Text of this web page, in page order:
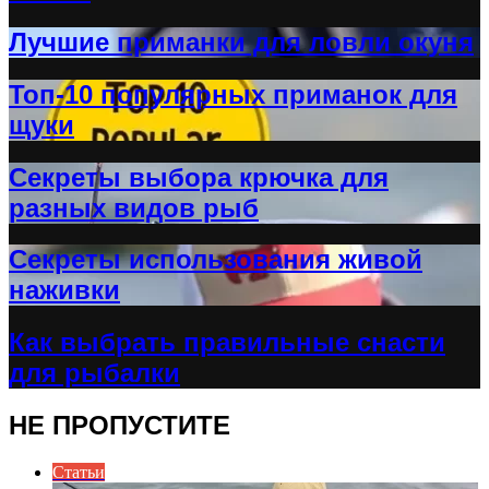
Лучшие приманки для ловли окуня
Топ-10 популярных приманок для
щуки
Секреты выбора крючка для
разных видов рыб
Секреты использования живой
наживки
Как выбрать правильные снасти
для рыбалки
НЕ ПРОПУСТИТЕ
Статьи